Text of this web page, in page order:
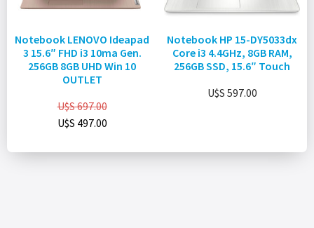
Notebook LENOVO Ideapad
3 15.6″ FHD i3 10ma Gen.
256GB 8GB UHD Win 10
OUTLET
U$S697.00
U$S 497.00
Notebook HP 15-DY5033dx
Core i3 4.4GHz, 8GB RAM,
256GB SSD, 15.6″ Touch
U$S 597.00